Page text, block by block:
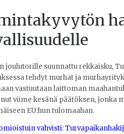
joulutorille suunnattu rekkaisku,
tehdyt murhat ja
vastuutaan laittoman
viime kesänä päätöksen, jonka
EU:hun tulomaahan.
vahvisti: